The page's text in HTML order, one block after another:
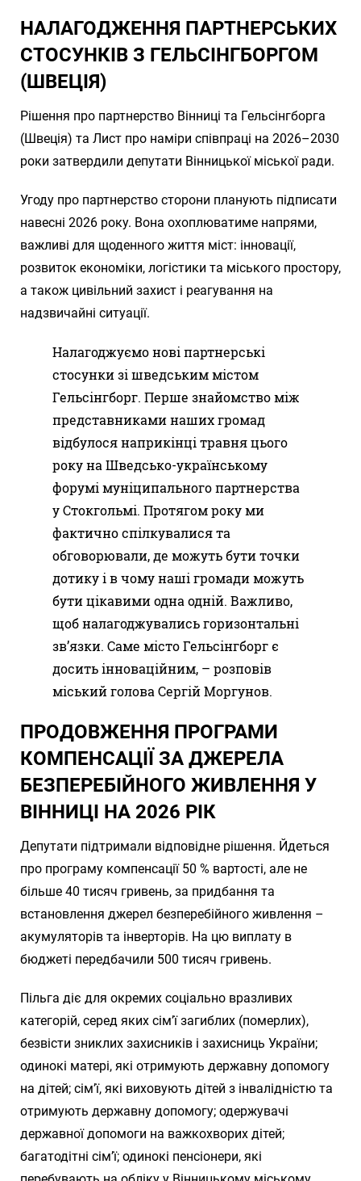
НАЛАГОДЖЕННЯ ПАРТНЕРСЬКИХ
СТОСУНКІВ З ГЕЛЬСІНГБОРГОМ
(ШВЕЦІЯ)
Рішення про партнерство Вінниці та Гельсінгборга
(Швеція) та Лист про наміри співпраці на 2026–2030
роки затвердили депутати Вінницької міської ради.
Угоду про партнерство сторони планують підписати
навесні 2026 року. Вона охоплюватиме напрями,
важливі для щоденного життя міст: інновації,
розвиток економіки, логістики та міського простору,
а також цивільний захист і реагування на
надзвичайні ситуації.
Налагоджуємо нові партнерські
стосунки зі шведським містом
Гельсінгборг. Перше знайомство між
представниками наших громад
відбулося наприкінці травня цього
року на Шведсько-українському
форумі муніципального партнерства
у Стокгольмі. Протягом року ми
фактично спілкувалися та
обговорювали, де можуть бути точки
дотику і в чому наші громади можуть
бути цікавими одна одній. Важливо,
щоб налагоджувались горизонтальні
зв’язки. Саме місто Гельсінгборг є
досить інноваційним, – розповів
міський голова Сергій Моргунов.
ПРОДОВЖЕННЯ ПРОГРАМИ
КОМПЕНСАЦІЇ ЗА ДЖЕРЕЛА
БЕЗПЕРЕБІЙНОГО ЖИВЛЕННЯ У
ВІННИЦІ НА 2026 РІК
Депутати підтримали відповідне рішення. Йдеться
про програму компенсації 50 % вартості, але не
більше 40 тисяч гривень, за придбання та
встановлення джерел безперебійного живлення –
акумуляторів та інверторів. На цю виплату в
бюджеті передбачили 500 тисяч гривень.
Пільга діє для окремих соціально вразливих
категорій, серед яких сім’ї загиблих (померлих),
безвісти зниклих захисників і захисниць України;
одинокі матері, які отримують державну допомогу
на дітей; сім’ї, які виховують дітей з інвалідністю та
отримують державну допомогу; одержувачі
державної допомоги на важкохворих дітей;
багатодітні сім’ї; одинокі пенсіонери, які